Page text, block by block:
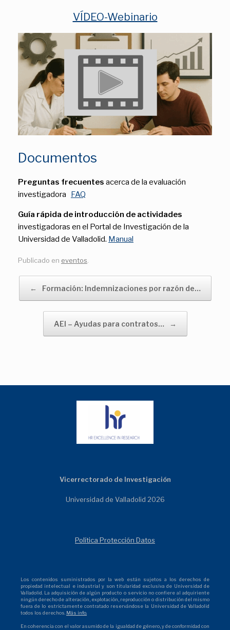
VÍDEO-Webinario
Documentos
Preguntas frecuentes acerca de la evaluación
investigadora
FAQ
Guía rápida de introducción de actividades
investigadoras en el Portal de Investigación de la
Universidad de Valladolid. Manual
Publicado en eventos
← Formación: Indemnizaciones por razón de…
AEI – Ayudas para contratos… →
Vicerrectorado de Investigación
Universidad de Valladolid 2026
Política Protección Datos
Los contenidos suministrados por la web están sujetos a los derechos de
propiedad intelectual e industrial y son titularidad exclusiva de Universidad de
Valladolid. La adquisición de algún producto o servicio no confiere al adquiriente
ningún derecho de alteración, explotación, reproducción o distribución del mismo
fuera de lo estrictamente contratado reservándose la Universidad de Valladolid
todos los derechos. Más info.
En coherencia con el valor asumido de la igualdad de género, y de conformidad con